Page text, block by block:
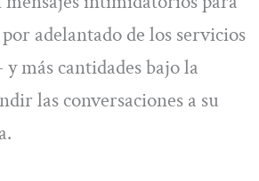
adelantado de los servicios
más cantidades bajo la
las conversaciones a su